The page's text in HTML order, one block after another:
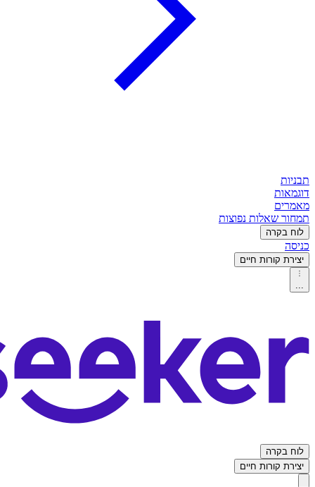
תבניות
דוגמאות
מאמרים
תמחור שאלות נפוצות
לוח בקרה
כניסה
יצירת קורות חיים
...
לוח בקרה
יצירת קורות חיים